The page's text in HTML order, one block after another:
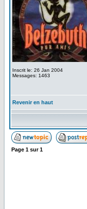
Inscrit le: 26 Jan 2004
Messages: 1463
Revenir en haut
Page 1 sur1